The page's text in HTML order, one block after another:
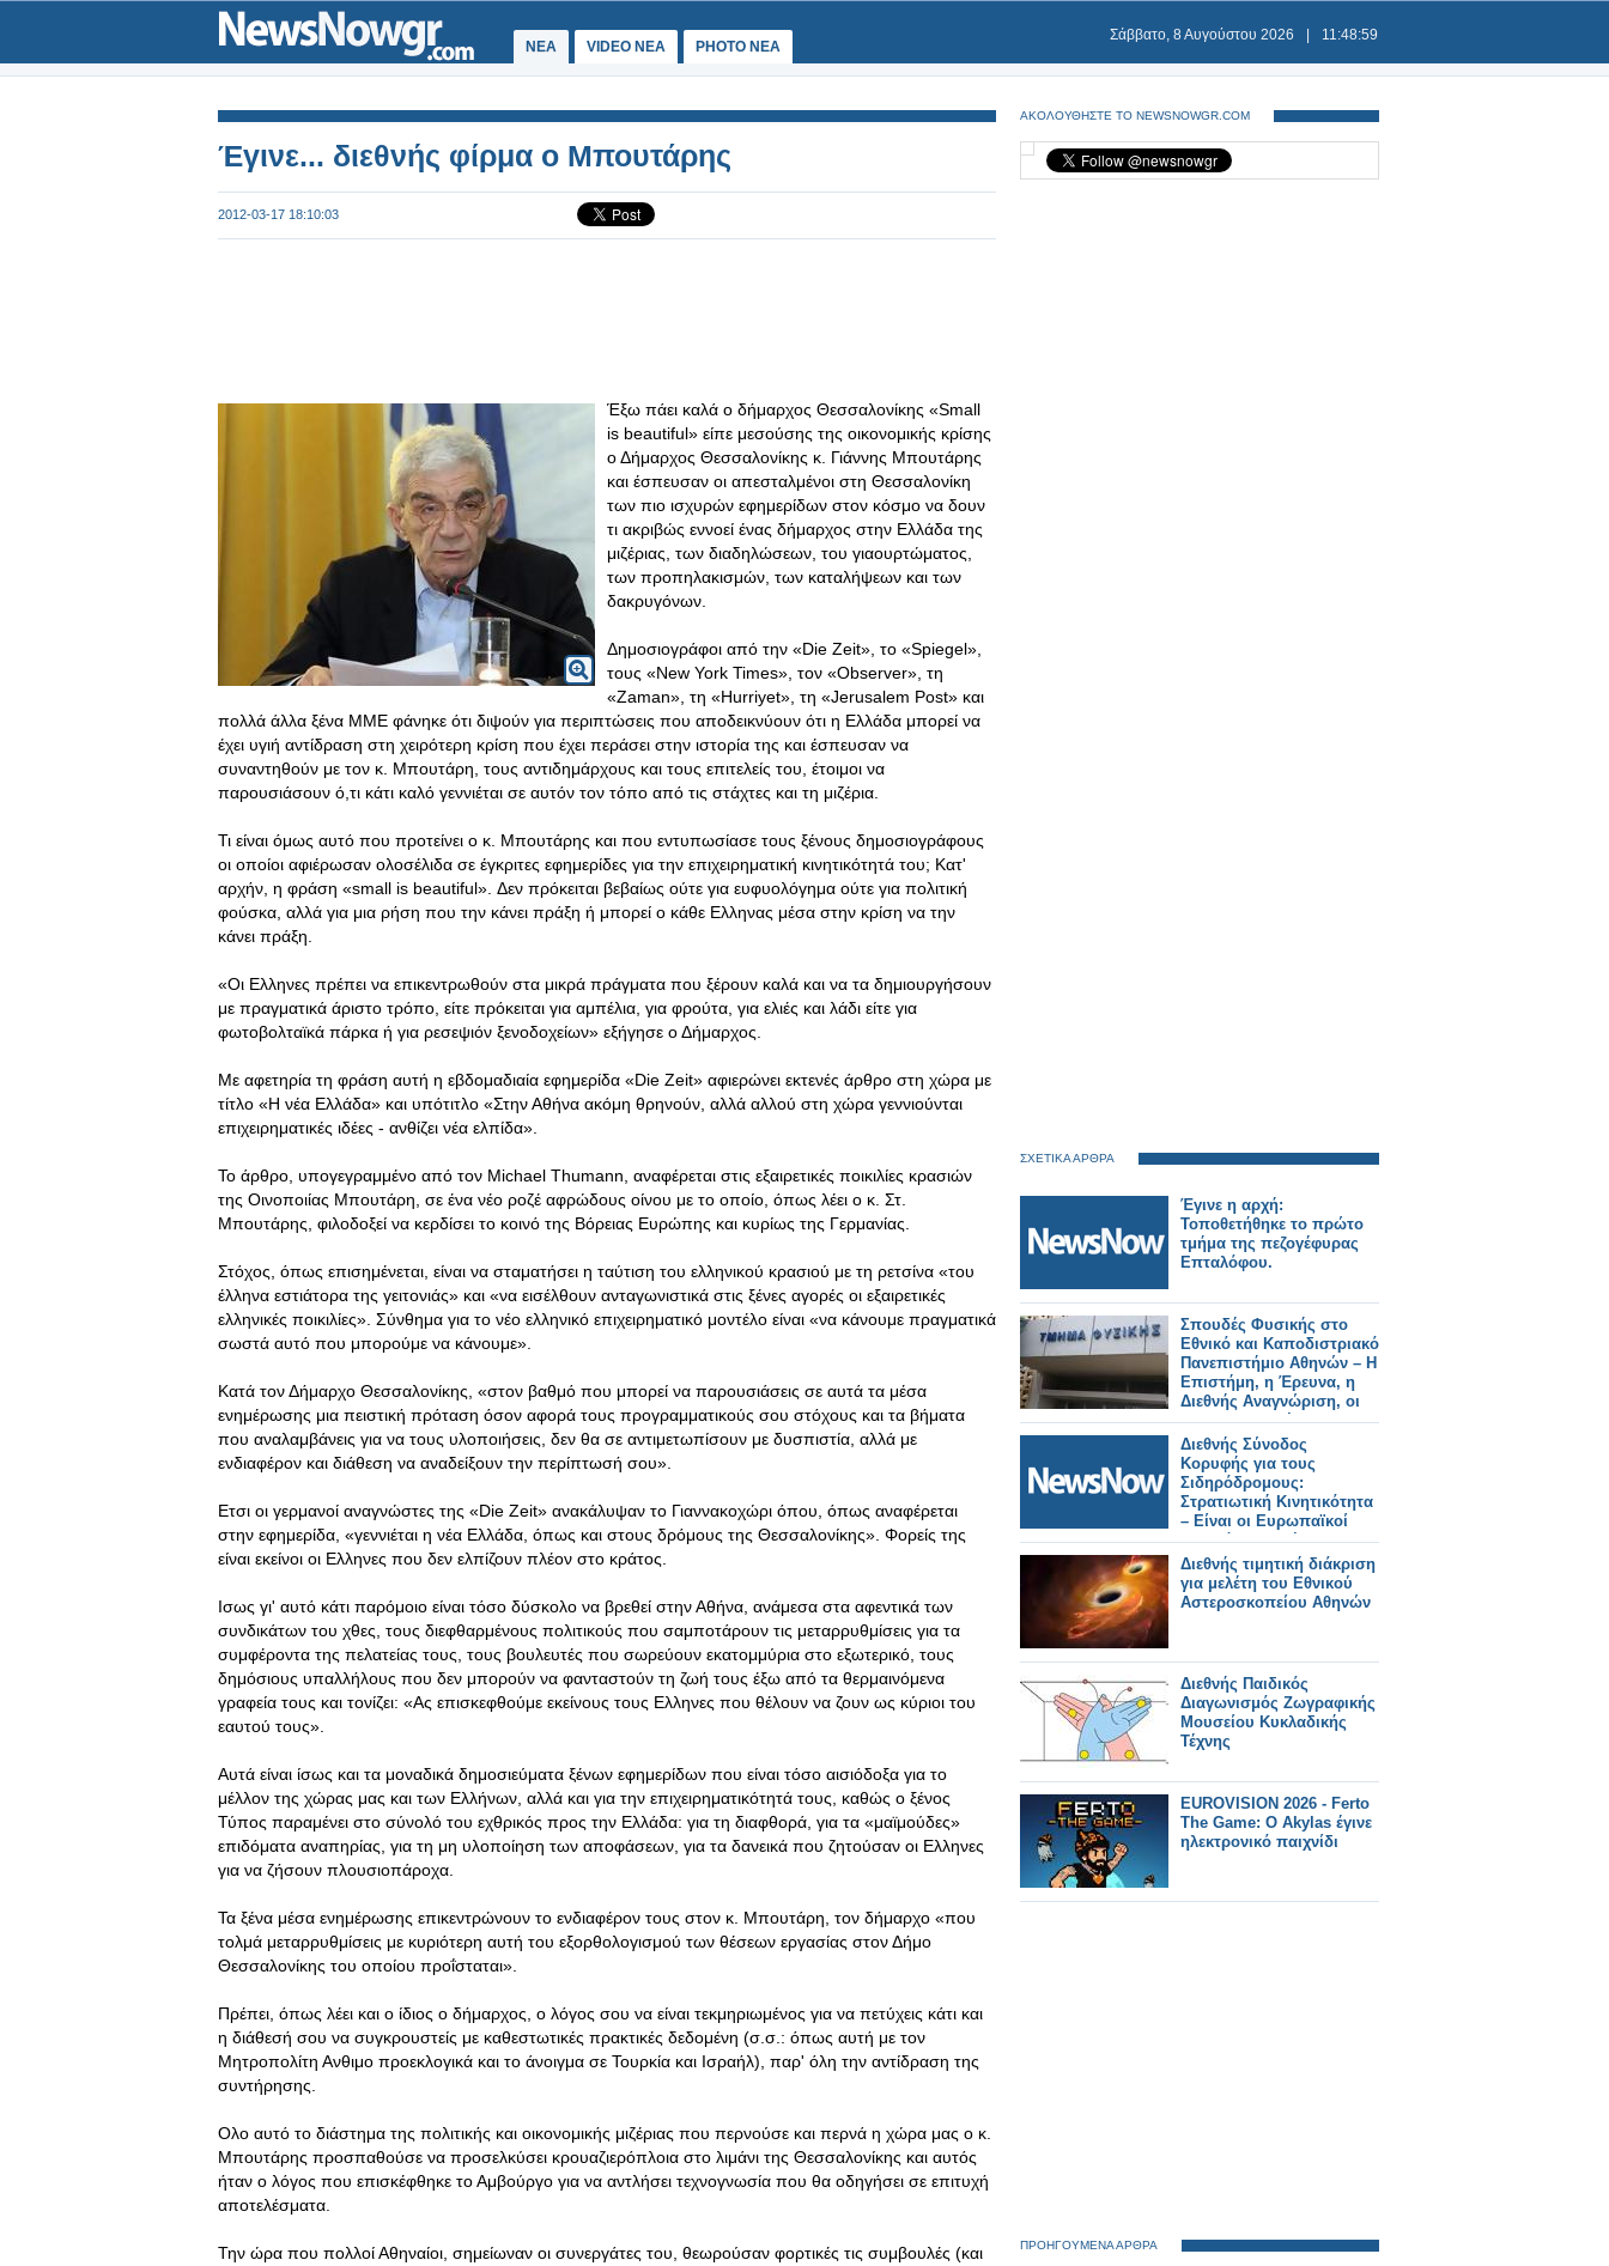
ΝΕΑ VIDEO NEA PHOTO NEA
Σάββατο, 8 Αυγούστου 2026 11:48:59
Έγινε... διεθνής φίρμα ο Μπουτάρης
2012-03-17 18:10:03
Έξω πάει καλά ο δήμαρχος Θεσσαλονίκης «Small
is beautiful» είπε μεσούσης της οικονομικής κρίσης
ο Δήμαρχος Θεσσαλονίκης κ. Γιάννης Μπουτάρης
και έσπευσαν οι απεσταλμένοι στη Θεσσαλονίκη
των πιο ισχυρών εφημερίδων στον κόσμο να δουν
τι ακριβώς εννοεί ένας δήμαρχος στην Ελλάδα της
μιζέριας, των διαδηλώσεων, του γιαουρτώματος,
των προπηλακισμών, των καταλήψεων και των
δακρυγόνων.
Δημοσιογράφοι από την «Die Zeit», το «Spiegel»,
τους «New York Times», τον «Observer», τη
«Zaman», τη «Hurriyet», τη «Jerusalem Post» και
πολλά άλλα ξένα ΜΜΕ φάνηκε ότι διψούν για περιπτώσεις που αποδεικνύουν ότι η Ελλάδα μπορεί να
έχει υγιή αντίδραση στη χειρότερη κρίση που έχει περάσει στην ιστορία της και έσπευσαν να
συναντηθούν με τον κ. Μπουτάρη, τους αντιδημάρχους και τους επιτελείς του, έτοιμοι να
παρουσιάσουν ό,τι κάτι καλό γεννιέται σε αυτόν τον τόπο από τις στάχτες και τη μιζέρια.
Τι είναι όμως αυτό που προτείνει ο κ. Μπουτάρης και που εντυπωσίασε τους ξένους δημοσιογράφους
οι οποίοι αφιέρωσαν ολοσέλιδα σε έγκριτες εφημερίδες για την επιχειρηματική κινητικότητά του; Κατ'
αρχήν, η φράση «small is beautiful». Δεν πρόκειται βεβαίως ούτε για ευφυολόγημα ούτε για πολιτική
φούσκα, αλλά για μια ρήση που την κάνει πράξη ή μπορεί ο κάθε Ελληνας μέσα στην κρίση να την
κάνει πράξη.
«Οι Ελληνες πρέπει να επικεντρωθούν στα μικρά πράγματα που ξέρουν καλά και να τα δημιουργήσουν
με πραγματικά άριστο τρόπο, είτε πρόκειται για αμπέλια, για φρούτα, για ελιές και λάδι είτε για
φωτοβολταϊκά πάρκα ή για ρεσεψιόν ξενοδοχείων» εξήγησε ο Δήμαρχος.
Με αφετηρία τη φράση αυτή η εβδομαδιαία εφημερίδα «Die Zeit» αφιερώνει εκτενές άρθρο στη χώρα με
τίτλο «Η νέα Ελλάδα» και υπότιτλο «Στην Αθήνα ακόμη θρηνούν, αλλά αλλού στη χώρα γεννιούνται
επιχειρηματικές ιδέες - ανθίζει νέα ελπίδα».
Το άρθρο, υπογεγραμμένο από τον Michael Thumann, αναφέρεται στις εξαιρετικές ποικιλίες κρασιών
της Οινοποιίας Μπουτάρη, σε ένα νέο ροζέ αφρώδους οίνου με το οποίο, όπως λέει ο κ. Στ.
Μπουτάρης, φιλοδοξεί να κερδίσει το κοινό της Βόρειας Ευρώπης και κυρίως της Γερμανίας.
Στόχος, όπως επισημένεται, είναι να σταματήσει η ταύτιση του ελληνικού κρασιού με τη ρετσίνα «του
έλληνα εστιάτορα της γειτονιάς» και «να εισέλθουν ανταγωνιστικά στις ξένες αγορές οι εξαιρετικές
ελληνικές ποικιλίες». Σύνθημα για το νέο ελληνικό επιχειρηματικό μοντέλο είναι «να κάνουμε πραγματικά
σωστά αυτό που μπορούμε να κάνουμε».
Κατά τον Δήμαρχο Θεσσαλονίκης, «στον βαθμό που μπορεί να παρουσιάσεις σε αυτά τα μέσα
ενημέρωσης μια πειστική πρόταση όσον αφορά τους προγραμματικούς σου στόχους και τα βήματα
που αναλαμβάνεις για να τους υλοποιήσεις, δεν θα σε αντιμετωπίσουν με δυσπιστία, αλλά με
ενδιαφέρον και διάθεση να αναδείξουν την περίπτωσή σου».
Ετσι οι γερμανοί αναγνώστες της «Die Zeit» ανακάλυψαν το Γιαννακοχώρι όπου, όπως αναφέρεται
στην εφημερίδα, «γεννιέται η νέα Ελλάδα, όπως και στους δρόμους της Θεσσαλονίκης». Φορείς της
είναι εκείνοι οι Ελληνες που δεν ελπίζουν πλέον στο κράτος.
Ισως γι' αυτό κάτι παρόμοιο είναι τόσο δύσκολο να βρεθεί στην Αθήνα, ανάμεσα στα αφεντικά των
συνδικάτων του χθες, τους διεφθαρμένους πολιτικούς που σαμποτάρουν τις μεταρρυθμίσεις για τα
συμφέροντα της πελατείας τους, τους βουλευτές που σωρεύουν εκατομμύρια στο εξωτερικό, τους
δημόσιους υπαλλήλους που δεν μπορούν να φανταστούν τη ζωή τους έξω από τα θερμαινόμενα
γραφεία τους και τονίζει: «Ας επισκεφθούμε εκείνους τους Ελληνες που θέλουν να ζουν ως κύριοι του
εαυτού τους».
Αυτά είναι ίσως και τα μοναδικά δημοσιεύματα ξένων εφημερίδων που είναι τόσο αισιόδοξα για το
μέλλον της χώρας μας και των Ελλήνων, αλλά και για την επιχειρηματικότητά τους, καθώς ο ξένος
Τύπος παραμένει στο σύνολό του εχθρικός προς την Ελλάδα: για τη διαφθορά, για τα «μαϊμούδες»
επιδόματα αναπηρίας, για τη μη υλοποίηση των αποφάσεων, για τα δανεικά που ζητούσαν οι Ελληνες
για να ζήσουν πλουσιοπάροχα.
Τα ξένα μέσα ενημέρωσης επικεντρώνουν το ενδιαφέρον τους στον κ. Μπουτάρη, τον δήμαρχο «που
τολμά μεταρρυθμίσεις με κυριότερη αυτή του εξορθολογισμού των θέσεων εργασίας στον Δήμο
Θεσσαλονίκης του οποίου προΐσταται».
Πρέπει, όπως λέει και ο ίδιος ο δήμαρχος, ο λόγος σου να είναι τεκμηριωμένος για να πετύχεις κάτι και
η διάθεσή σου να συγκρουστείς με καθεστωτικές πρακτικές δεδομένη (σ.σ.: όπως αυτή με τον
Μητροπολίτη Ανθιμο προεκλογικά και το άνοιγμα σε Τουρκία και Ισραήλ), παρ' όλη την αντίδραση της
συντήρησης.
Ολο αυτό το διάστημα της πολιτικής και οικονομικής μιζέριας που περνούσε και περνά η χώρα μας ο κ.
Μπουτάρης προσπαθούσε να προσελκύσει κρουαζιερόπλοια στο λιμάνι της Θεσσαλονίκης και αυτός
ήταν ο λόγος που επισκέφθηκε το Αμβούργο για να αντλήσει τεχνογνωσία που θα οδηγήσει σε επιτυχή
αποτελέσματα.
Την ώρα που πολλοί Αθηναίοι, σημείωναν οι συνεργάτες του, θεωρούσαν φορτικές τις συμβουλές (και
ΑΚΟΛΟΥΘΗΣΤΕ ΤΟ NEWSNOWGR.COM
ΣΧΕΤΙΚΑ ΑΡΘΡΑ
Έγινε η αρχή:
Τοποθετήθηκε το πρώτο
τμήμα της πεζογέφυρας
Επταλόφου.
Σπουδές Φυσικής στο
Εθνικό και Καποδιστριακό
Πανεπιστήμιο Αθηνών – Η
Επιστήμη, η Έρευνα, η
Διεθνής Αναγνώριση, οι
Επαγγελματικές
Προοπτικές
Διεθνής Σύνοδος
Κορυφής για τους
Σιδηρόδρομους:
Στρατιωτική Κινητικότητα
– Είναι οι Ευρωπαϊκοί
Σιδηρόδρομοι έτοιμοι;
Διεθνής τιμητική διάκριση
για μελέτη του Εθνικού
Αστεροσκοπείου Αθηνών
Διεθνής Παιδικός
Διαγωνισμός Ζωγραφικής
Μουσείου Κυκλαδικής
Τέχνης
EUROVISION 2026 - Ferto
The Game: Ο Akylas έγινε
ηλεκτρονικό παιχνίδι
ΠΡΟΗΓΟΥΜΕΝΑ ΑΡΘΡΑ